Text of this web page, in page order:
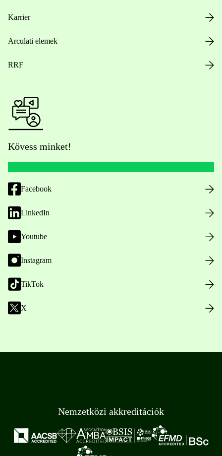
Karrier
Arculati elemek
RRF
Kövess minket!
Facebook
LinkedIn
Youtube
Instagram
TikTok
X
Nemzetközi akkreditációk